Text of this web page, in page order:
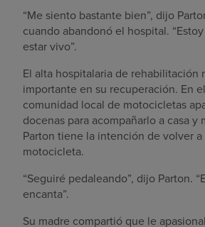
“Me siento bastante bien”, dijo
cuando abandonó el hospital.
estar vivo”.
El alta hospitalaria de rehabilitación
importante en su recuperación. En
comunidad local de motocicletas
docenas para acompañarlo a casa y
Parton tiene la intención de volver a
motocicleta.
“Seguiré pedaleando”, dijo Parton.
encanta”.
Su madre compartió que le